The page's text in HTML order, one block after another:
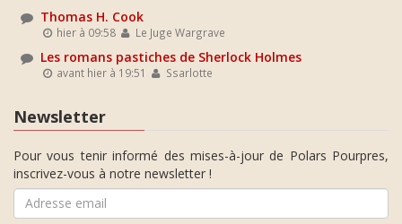
Thomas H. Cook
hier à 09:58 Le Juge Wargrave
Les romans pastiches de Sherlock Holmes
avant hier à 19:51 Ssarlotte
Newsletter
Pour vous tenir informé des mises-à-jour de Polars Pourpres,
inscrivez-vous à notre newsletter !